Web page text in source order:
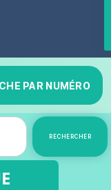
PAR NUMÉRO
RECHERCHER